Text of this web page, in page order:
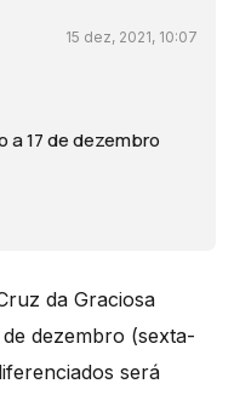
15 dez, 2021, 10:07
a 17 de dezembro
da Graciosa
dezembro (sexta-
será